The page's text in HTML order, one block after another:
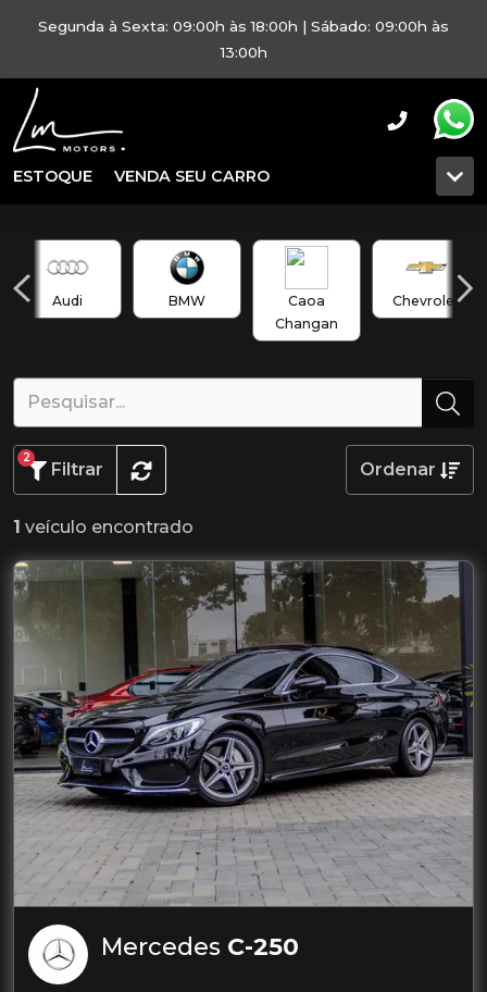
Segunda à Sexta: 09:00h às 18:00h | Sábado: 09:00h às
13:00h
ESTOQUE VENDA SEU CARRO
Audi BMW
Caoa
Changan
Chevrolet
Filtrar
2
Ordenar
1 veículo encontrado
Mercedes C-250